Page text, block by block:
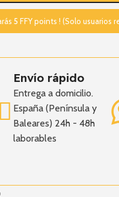
5 FFY points ! (Solo usuarios
Envío rápido
Entrega a domicilio.
España (Península y
Baleares) 24h - 48h
laborables